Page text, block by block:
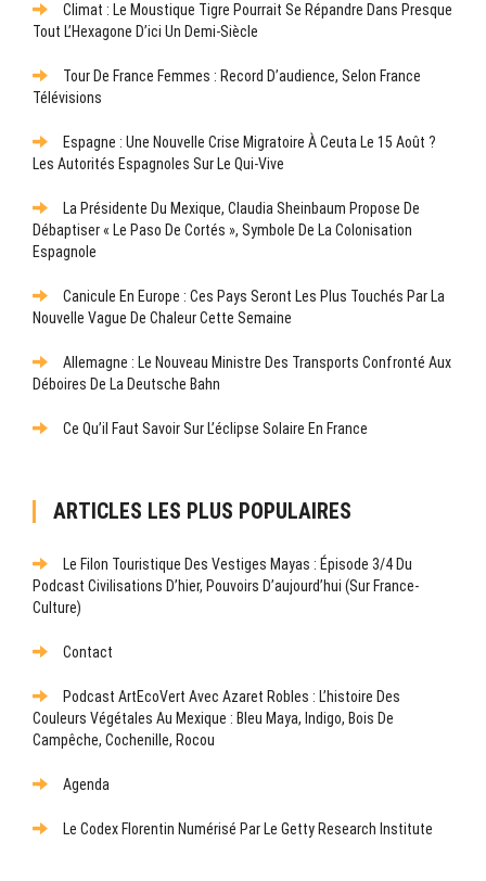
Climat : Le Moustique Tigre Pourrait Se Répandre Dans Presque
Tout L’Hexagone D’ici Un Demi-Siècle
Tour De France Femmes : Record D’audience, Selon France
Télévisions
Espagne : Une Nouvelle Crise Migratoire À Ceuta Le 15 Août ?
Les Autorités Espagnoles Sur Le Qui-Vive
La Présidente Du Mexique, Claudia Sheinbaum Propose De
Débaptiser « Le Paso De Cortés », Symbole De La Colonisation
Espagnole
Canicule En Europe : Ces Pays Seront Les Plus Touchés Par La
Nouvelle Vague De Chaleur Cette Semaine
Allemagne : Le Nouveau Ministre Des Transports Confronté Aux
Déboires De La Deutsche Bahn
Ce Qu’il Faut Savoir Sur L’éclipse Solaire En France
ARTICLES LES PLUS POPULAIRES
Le Filon Touristique Des Vestiges Mayas : Épisode 3/4 Du
Podcast Civilisations D’hier, Pouvoirs D’aujourd’hui (sur France-
Culture)
Contact
Podcast ArtEcoVert Avec Azaret Robles : L’histoire Des
Couleurs Végétales Au Mexique : Bleu Maya, Indigo, Bois De
Campêche, Cochenille, Rocou
Agenda
Le Codex Florentin Numérisé Par Le Getty Research Institute